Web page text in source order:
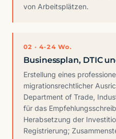
von Arbeitsplätzen.
02 · 4-24 Wo.
Businessplan, DTIC
Erstellung eines
migrationsrechtlicher
Department of Trade,
für das
Herabsetzung der
Registrierung;